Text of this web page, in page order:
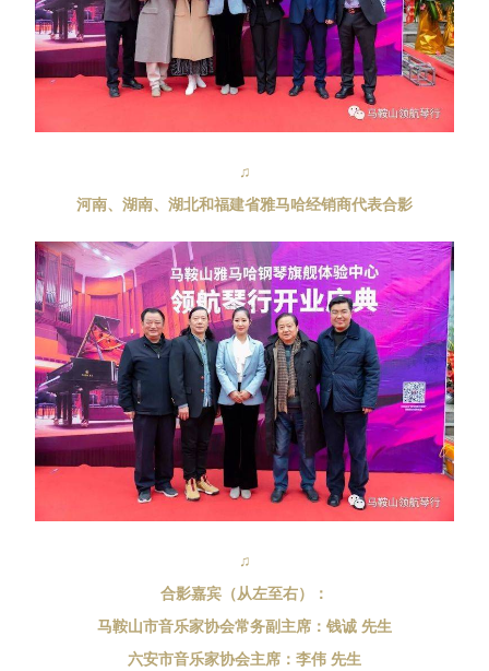
♫
河南、湖南、湖北和福建省雅马哈经销商代表合影
♫
合影嘉宾（从左至右）：
马鞍山市音乐家协会常务副主席：钱诚 先生
六安市音乐家协会主席：李伟 先生